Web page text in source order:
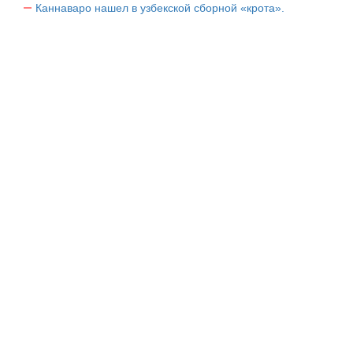
Каннаваро нашел в узбекской сборной «крота».